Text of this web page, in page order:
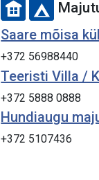
Saare mõisa
+372 56988440
Teeristi Villa /
+372 5888 0888
Hundiaugu
+372 5107436